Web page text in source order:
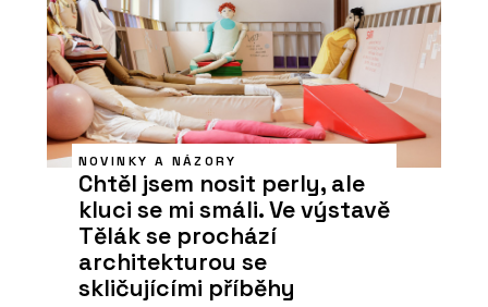
NOVINKY A NÁZORY
Chtěl jsem nosit perly, ale
kluci se mi smáli. Ve výstavě
Tělák se prochází
architekturou se
skličujícími příběhy